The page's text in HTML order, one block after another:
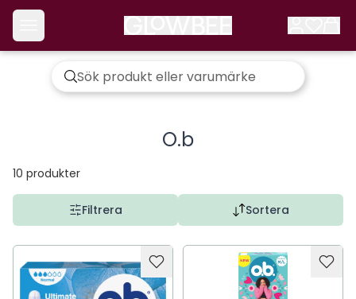
O.b
10 produkter
Filtrera Sortera